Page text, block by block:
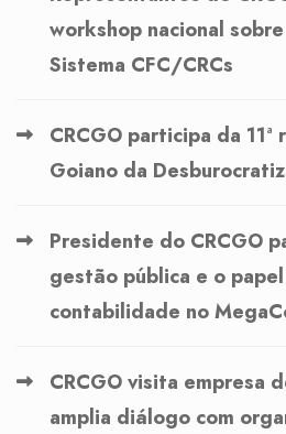
workshop nacional
Sistema CFC/CRCs
CRCGO participa da 11ª
Goiano da
Presidente do CRCGO
gestão pública e o
contabilidade no
CRCGO visita empresa
amplia diálogo com